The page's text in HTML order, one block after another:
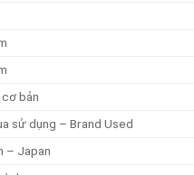
cơ bản
sử dụng – Brand Used
– Japan